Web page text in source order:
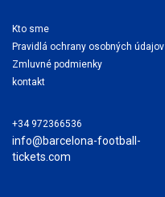
Kto sme
Pravidlá ochrany osobných údajov
Zmluvné podmienky
kontakt
+34 972366536
info@barcelona-football-
tickets.com